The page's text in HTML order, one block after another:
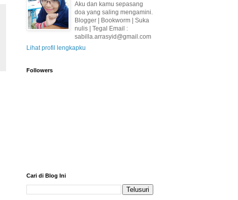
Aku dan kamu sepasang
doa yang saling mengamini.
Blogger | Bookworm | Suka
nulis | Tegal Email :
sabilla.arrasyid@gmail.com
Lihat profil lengkapku
Followers
Cari di Blog Ini